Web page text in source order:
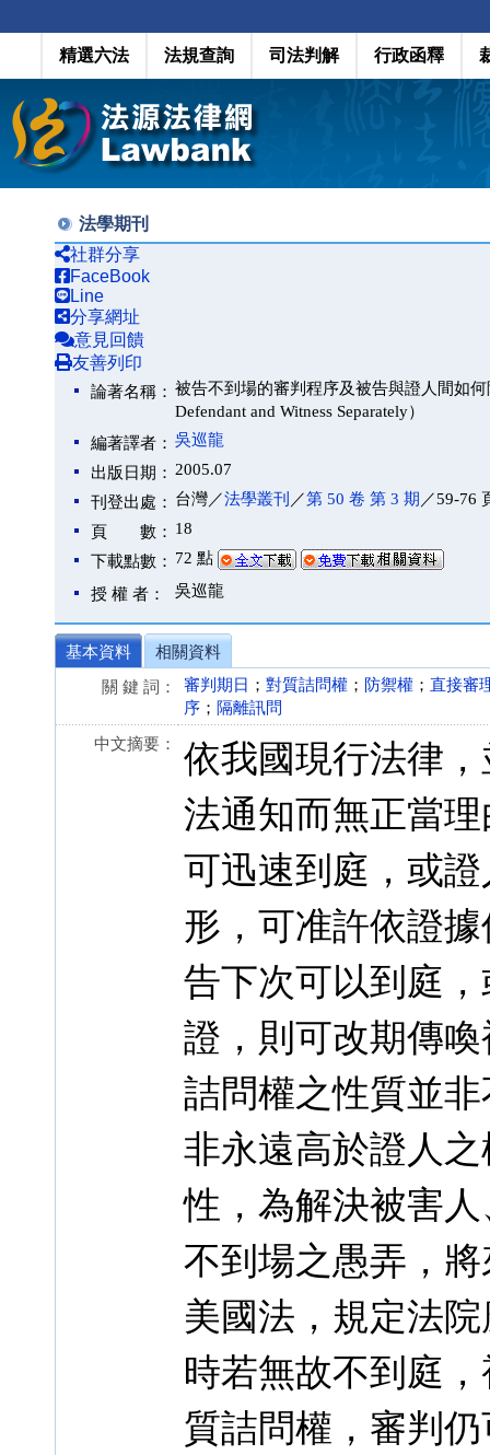
精選六法 法規查詢 司法判解 行政函釋
法學期刊
社群分享
FaceBook
Line
分享網址
意見回饋
友善列印
論著名稱： 被告不到場的審判程序及被告與證人間如何
Defendant and Witness Separately）
編著譯者： 吳巡龍
出版日期： 2005.07
刊登出處： 台灣／法學叢刊 ／第 50 卷 第 3 期 ／59-76
頁 數： 18
下載點數： 72 點
授 權 者： 吳巡龍
基本資料
相關資料
關 鍵 詞：
審判期日 ； 對質詰問權 ； 防禦權 ； 直接審
序 ； 隔離訊問
中文摘要：
依我國現行法律
法通知而無正當
可迅速到庭，或
形，可准許依證
告下次可以到庭
證，則可改期傳
詰問權之性質並
非永遠高於證人
性，為解決被害
不到場之愚弄，
美國法，規定法
時若無故不到庭
質詰問權，審判